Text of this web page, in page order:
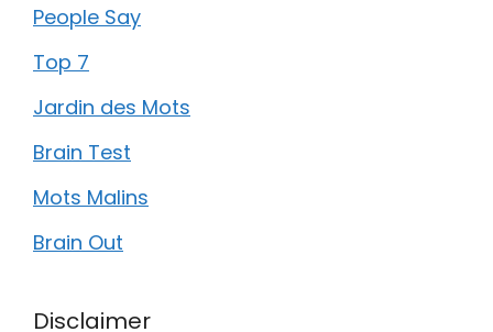
People Say
Top 7
Jardin des Mots
Brain Test
Mots Malins
Brain Out
Disclaimer